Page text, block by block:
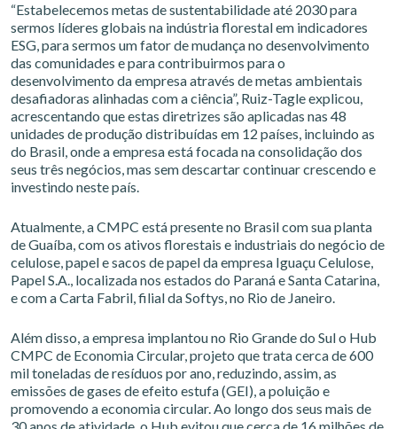
“Estabelecemos metas de sustentabilidade até 2030 para
sermos líderes globais na indústria florestal em indicadores
ESG, para sermos um fator de mudança no desenvolvimento
das comunidades e para contribuirmos para o
desenvolvimento da empresa através de metas ambientais
desafiadoras alinhadas com a ciência”, Ruiz-Tagle explicou,
acrescentando que estas diretrizes são aplicadas nas 48
unidades de produção distribuídas em 12 países, incluindo as
do Brasil, onde a empresa está focada na consolidação dos
seus três negócios, mas sem descartar continuar crescendo e
investindo neste país.
Atualmente, a CMPC está presente no Brasil com sua planta
de Guaíba, com os ativos florestais e industriais do negócio de
celulose, papel e sacos de papel da empresa Iguaçu Celulose,
Papel S.A., localizada nos estados do Paraná e Santa Catarina,
e com a Carta Fabril, filial da Softys, no Rio de Janeiro.
Além disso, a empresa implantou no Rio Grande do Sul o Hub
CMPC de Economia Circular, projeto que trata cerca de 600
mil toneladas de resíduos por ano, reduzindo, assim, as
emissões de gases de efeito estufa (GEI), a poluição e
promovendo a economia circular. Ao longo dos seus mais de